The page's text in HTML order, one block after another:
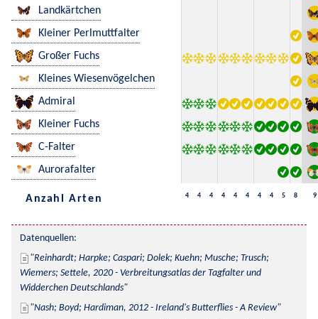
Landkärtchen
Kleiner Perlmuttfalter
Großer Fuchs
Kleines Wiesenvögelchen
Admiral
Kleiner Fuchs
C-Falter
Aurorafalter
Anzahl Arten 4 4 4 4 4 4 4 4 5 8 9
Datenquellen:
Reinhardt; Harpke; Caspari; Dolek; Kuehn; Musche; Trusch;
Wiemers; Settele, 2020 - Verbreitungsatlas der Tagfalter und
Widderchen Deutschlands
Nash; Boyd; Hardiman, 2012 - Ireland's Butterflies - A Review